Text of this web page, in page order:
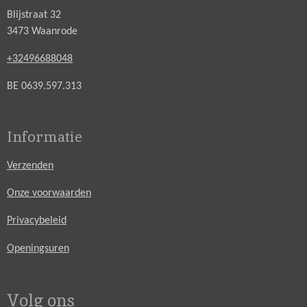
Blijstraat 32
3473 Waanrode
+32496688048
BE 0639.597.313
Informatie
Verzenden
Onze voorwaarden
Privacybeleid
Openingsuren
Volg ons